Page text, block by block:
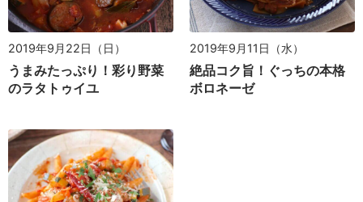
2019年9月22日（日）
うまみたっぷり！彩り野菜
のラタトゥイユ
2019年9月11日（水）
絶品コク旨！ぐっちの本格
ボロネーゼ